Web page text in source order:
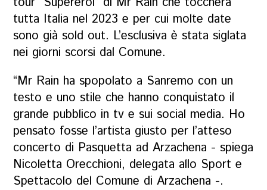
tutta Italia nel 2023 e per cui molte date
sono già sold out. L’esclusiva è stata siglata
nei giorni scorsi dal Comune.
“Mr Rain ha spopolato a Sanremo con un
testo e uno stile che hanno conquistato il
grande pubblico in tv e sui social media. Ho
pensato fosse l’artista giusto per l’atteso
concerto di Pasquetta ad Arzachena - spiega
Nicoletta Orecchioni, delegata allo Sport e
Spettacolo del Comune di Arzachena -.